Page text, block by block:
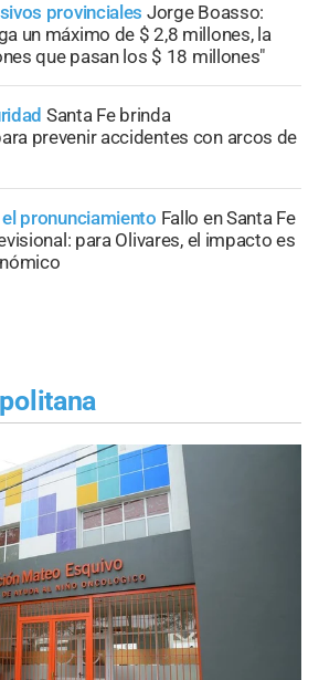
provinciales Jorge Boasso:
un máximo de $ 2,8 millones, la
que pasan los $ 18 millones"
Santa Fe brinda
prevenir accidentes con arcos de
pronunciamiento Fallo en Santa Fe
para Olivares, el impacto es